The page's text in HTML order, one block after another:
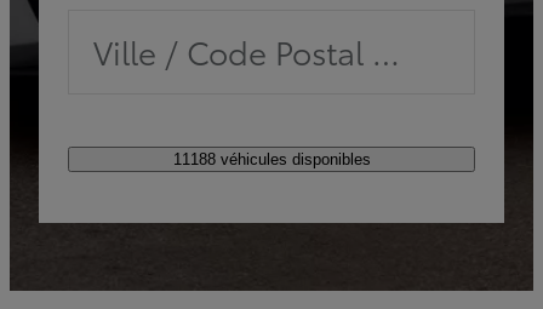
Ville / Code Postal /
11188 véhicules disponibles